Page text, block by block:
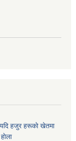
हजुर हरूकाे खेतमा